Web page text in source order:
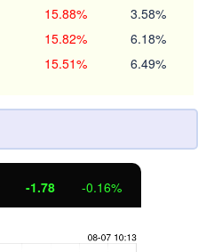
15.88% 3.58%
15.82% 6.18%
15.51% 6.49%
-1.78 -0.16%